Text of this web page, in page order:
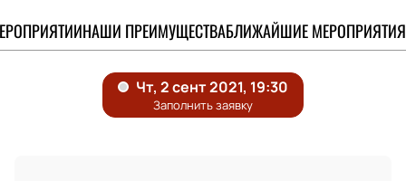
НАШИ ПРЕИМУЩЕСТВАБЛИЖАЙШИЕ МЕРОПРИЯТИЯ